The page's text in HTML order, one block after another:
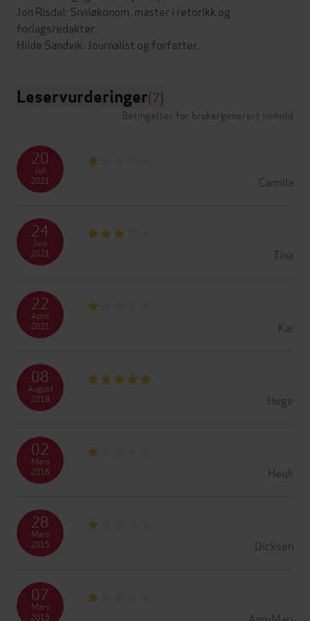
Jon Risdal: Siviløkonom, master i retorikk og
forlagsredaktør..
Leservurderinger(7)
Betingelser for brukergenerert innhold
Camilla
20
Juli
2021
Tina
24
Juni
2021
Kai
22
April
2021
Hege
08
August
2018
Heidi
02
Mars
2016
Dicksen
28
Mars
2015
07
Mars
2015